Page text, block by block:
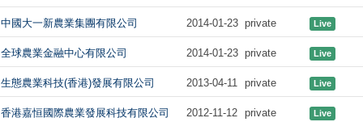
中國大一新農業集團有限公司 2014-01-23 private Live
全球農業金融中心有限公司 2014-01-23 private Live
生態農業科技(香港)發展有限公司 2013-04-11 private Live
香港嘉恒國際農業發展科技有限公司 2012-11-12 private Live